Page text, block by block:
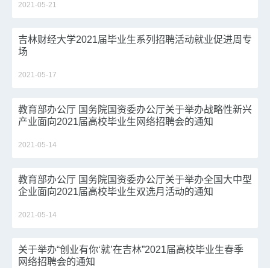
2021-05-21
吉林财经大学2021届毕业生系列招聘活动就业促进周专
场
2021-05-17
教育部办公厅 国务院国资委办公厅关于举办战略性新兴
产业面向2021届高校毕业生网络招聘会的通知
2021-05-14
教育部办公厅 国务院国资委办公厅关于举办全国大中型
企业面向2021届高校毕业生双选月活动的通知
2021-05-14
关于举办“创业有你‘就’在吉林”2021届高校毕业生春季
网络招聘会的通知